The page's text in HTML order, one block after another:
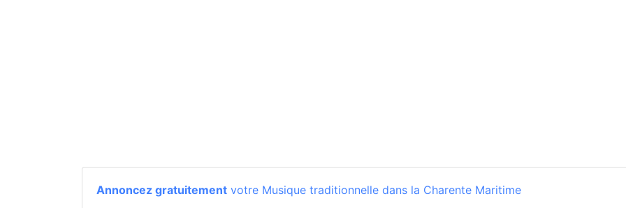
Annoncez gratuitement votre Musique traditionnelle dans la Charente Maritime